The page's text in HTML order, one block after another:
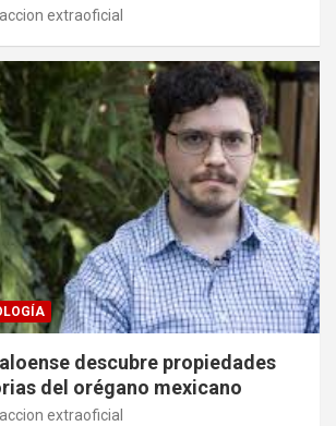
extraoficial
descubre propiedades
del orégano mexicano
extraoficial